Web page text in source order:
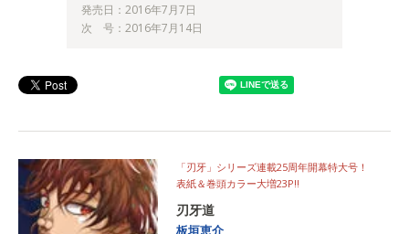
発売日：2016年7月7日
次 号：2016年7月14日
「刃牙」シリーズ連載25周年開幕特大号！
表紙＆巻頭カラー大増23P!!
刃牙道
板垣恵介